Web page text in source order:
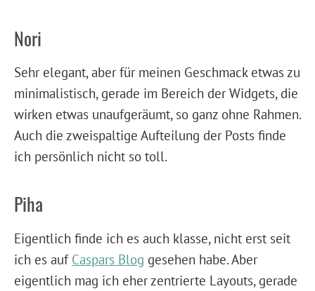
Nori
Sehr elegant, aber für meinen Geschmack etwas zu
minimalistisch, gerade im Bereich der Widgets, die
wirken etwas unaufgeräumt, so ganz ohne Rahmen.
Auch die zweispaltige Aufteilung der Posts finde
ich persönlich nicht so toll.
Piha
Eigentlich finde ich es auch klasse, nicht erst seit
ich es auf Caspars Blog gesehen habe. Aber
eigentlich mag ich eher zentrierte Layouts, gerade